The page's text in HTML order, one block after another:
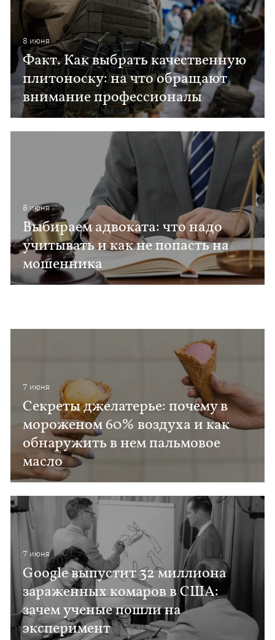
8 июня
Факт. Как выбрать качественную
плитоноску: на что обращают
внимание профессионалы
8 июня
Выбираем адвоката: что надо
учитывать и как не попасть на
мошенника
7 июня
Секреты джелатерье: почему в
мороженом 60% воздуха и как
обнаружить в нем пальмовое
масло
7 июня
Google выпустит 32 миллиона
зараженных комаров в США:
зачем ученые пошли на
эксперимент